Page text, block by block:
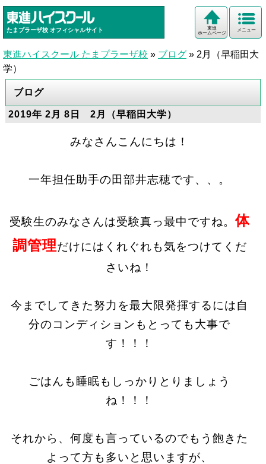
たまプラーザ校 オフィシャルサイト メニュー
東進
ホームページ
東進ハイスクール たまプラーザ校 » ブログ » 2月（早稲田大
学）
ブログ
2019年 2月 8日 2月（早稲田大学）
みなさんこんにちは！
一年担任助手の田部井志穂です、、。
受験生のみなさんは受験真っ最中ですね。体
調管理だけにはくれぐれも気をつけてくだ
さいね！
今までしてきた努力を最大限発揮するには自
分のコンディションもとっても大事で
す！！！
ごはんも睡眠もしっかりとりましょう
ね！！！
それから、何度も言っているのでもう飽きた
よって方も多いと思いますが、